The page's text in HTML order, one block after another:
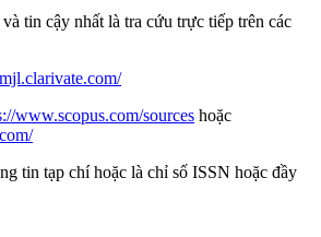
tin cậy nhất là tra cứu trực tiếp trên các
www.scopus.com/sources hoặc
tin tạp chí hoặc là chỉ số ISSN hoặc đầy